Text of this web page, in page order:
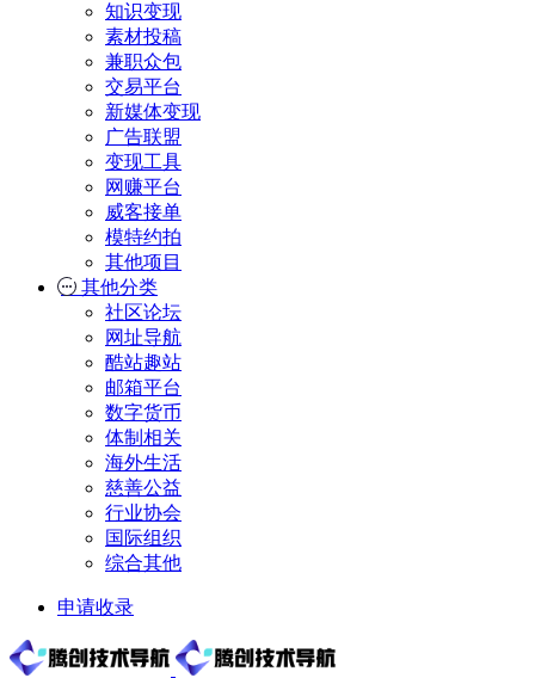
知识变现
素材投稿
兼职众包
交易平台
新媒体变现
广告联盟
变现工具
网赚平台
威客接单
模特约拍
其他项目
其他分类
社区论坛
网址导航
酷站趣站
邮箱平台
数字货币
体制相关
海外生活
慈善公益
行业协会
国际组织
综合其他
申请收录